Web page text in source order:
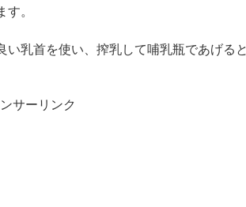
。
い乳首を使い、搾乳して哺乳瓶であげる
サーリンク